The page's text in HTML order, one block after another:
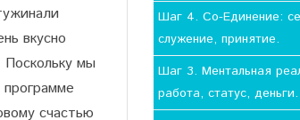
вкусно
мы
счастью
Шаг 4. Со-Единение:
служение, принятие.
Шаг 3. Ментальная
работа, статус, деньги.